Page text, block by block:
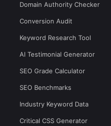
Domain Authority Checker
Conversion Audit
Keyword Research Tool
AI Testimonial Generator
SEO Grade Calculator
SEO Benchmarks
Industry Keyword Data
Critical CSS Generator